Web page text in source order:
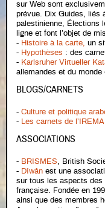
sur Web sont
prévue. Dix Guides, liés
palestinienne, Élections
ligne et font l’objet de
- Histoire à la carte, un
- Hypothèses : des
- Karlsruher Virtueller
allemandes et du
BLOGS/CARNETS
- Culture et politique
- Les carnets de
ASSOCIATIONS
- BRISMES, British
- Dîwân est une
sur tous les aspects des
française. Fondée en
ainsi que des membres